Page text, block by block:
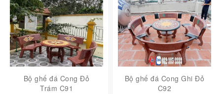
Bộ ghế đá Cong Đỏ
Trám C91
Bộ ghế đá Cong Ghi Đỏ
C92